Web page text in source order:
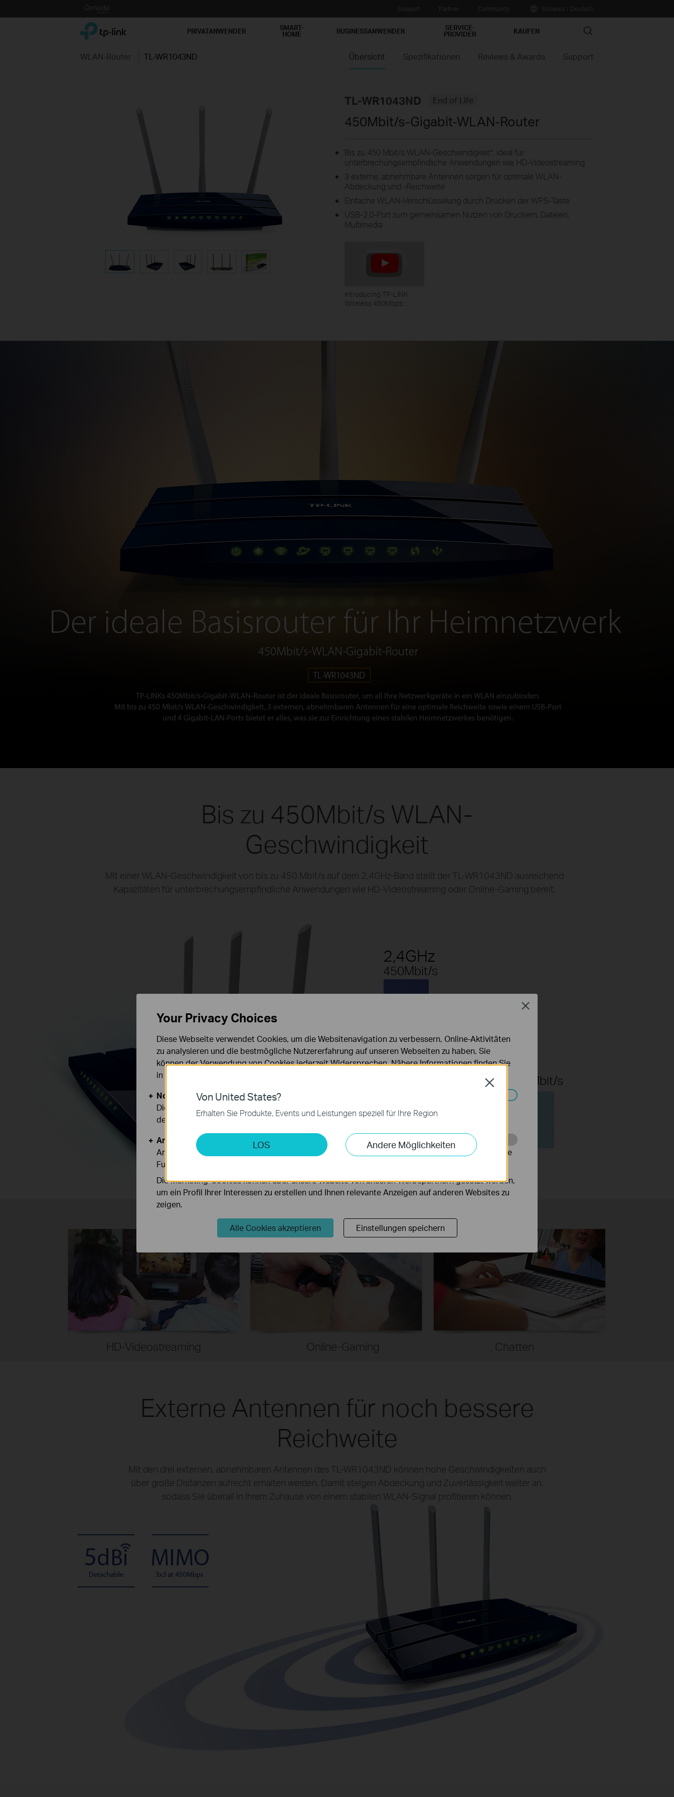
to
TP-Link, Reliably Smart PRIVATANWENDER SMART-
HOME BUSINESSANWENDER SERVICE-
PROVIDER KAUFEN Search
WLAN-Router TL-WR1043ND Übersicht Spezifikationen Reviews & Awards Support
TL-WR1043ND End of Life
450Mbit/s-Gigabit-WLAN-Router
Bis zu 450 Mbit/s WLAN-Geschwindigkeit*, ideal für
unterbrechungsempfindliche Anwendungen wie HD-Videostreaming
3 externe, abnehmbare Antennen sorgen für optimale WLAN-
Abdeckung und -Reichweite
Einfache WLAN-Verschlüsselung durch Drücken der WPS-Taste
USB-2.0-Port zum gemeinsamen Nutzen von Druckern, Dateien,
Multimedia
Introducing TP-LINK
Wireless 450Mbps
Bis zu 450Mbit/s WLAN-
Geschwindigkeit
Mit einer WLAN-Geschwindigkeit von bis zu 450 Mbit/s auf dem 2,4GHz-Band stellt der TL-WR1043ND ausreichend
Kapazitäten für unterbrechungsempfindliche Anwendungen wie HD-Videostreaming oder Online-Gaming bereit.
2,4GHz
450Mbit/s
150Mbit/s
HD-Videostreaming Online-Gaming Chatten
Externe Antennen für noch bessere
Reichweite
Mit den drei externen, abnehmbaren Antennen des TL-WR1043ND können hohe Geschwindigkeiten auch
über große Distanzen aufrecht erhalten werden. Damit steigen Abdeckung und Zuverlässigkeit weiter an,
sodass Sie überall in Ihrem Zuhause von einem stabilen WLAN-Signal profitieren können.
Von United States?
Erhalten Sie Produkte, Events und Leistungen speziell für Ihre Region
LOS Andere Möglichkeiten
Close
Your Privacy Choices
Diese Webseite verwendet Cookies, um die Websitenavigation zu verbessern, Online-Aktivitäten
zu analysieren und die bestmögliche Nutzererfahrung auf unseren Webseiten zu haben. Sie
können der Verwendung von Cookies jederzeit Widersprechen. Nähere Informationen finden Sie
in unseren
Notwendige Cookies
Diese Cookies sind zur Funktion der Website erforderlich und können in Ihren Systemen nicht
deaktiviert werden.
Analyse- und Marketing-Cookies
Analyse-Cookies ermöglichen es uns, Ihre Aktivitäten auf unserer Website zu analysieren, um die
Funktionsweise unserer Website zu verbessern und anzupassen.
Die Marketing-Cookies können über unsere Website von unseren Werbepartnern gesetzt werden,
um ein Profil Ihrer Interessen zu erstellen und Ihnen relevante Anzeigen auf anderen Websites zu
zeigen.
Alle Cookies akzeptieren Einstellungen speichern
Close